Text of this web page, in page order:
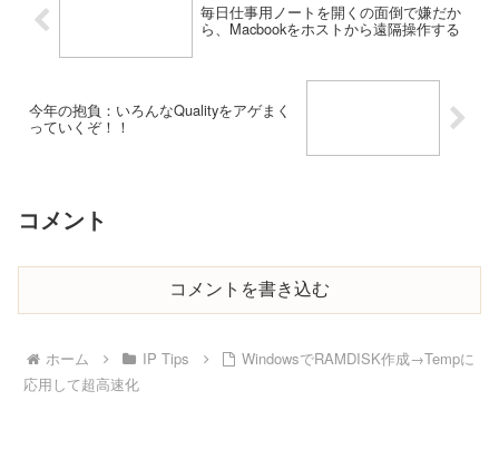
毎日仕事用ノートを開くの面倒で嫌だか
ら、Macbookをホストから遠隔操作する
今年の抱負：いろんなQualityをアゲまく
っていくぞ！！
コメント
コメントを書き込む
ホーム IP Tips
WindowsでRAMDISK作成→Tempに
応用して超高速化